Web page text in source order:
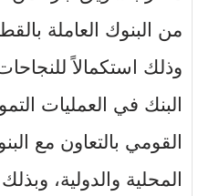
من البنوك العاملة
وذلك استكمالاً
البنك في العمليات
القومي بالتعاون مع
المحلية والدولية،